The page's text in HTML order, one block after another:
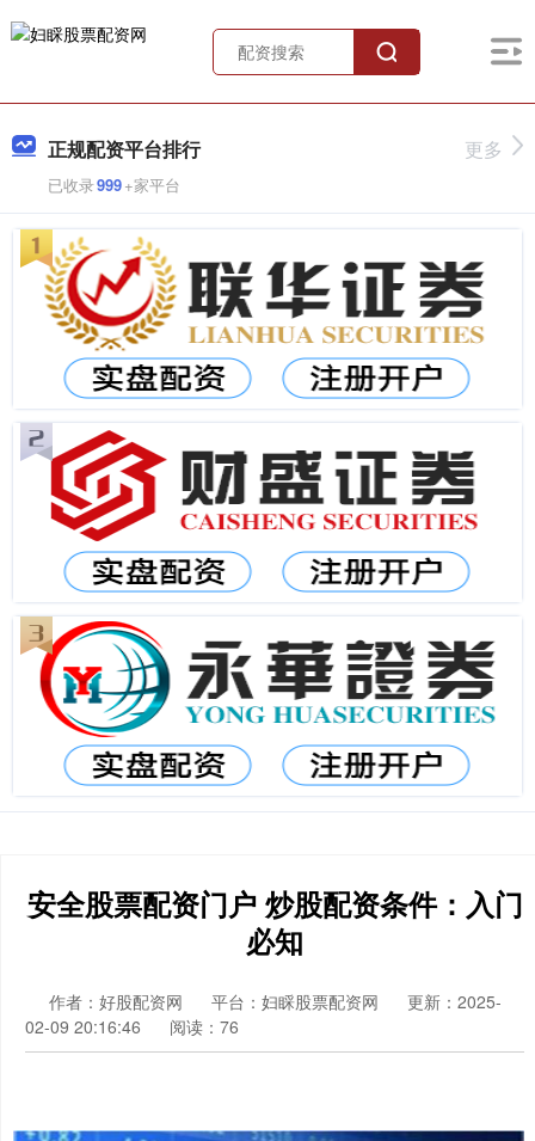
正规配资平台排行
已收录999+家平台
更多
安全股票配资门户 炒股配资条件：入门
必知
作者：好股配资网 平台：妇睬股票配资网
更新：2025-
02-09 20:16:46
阅读：76